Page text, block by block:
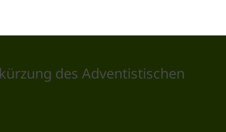
des Adventistischen